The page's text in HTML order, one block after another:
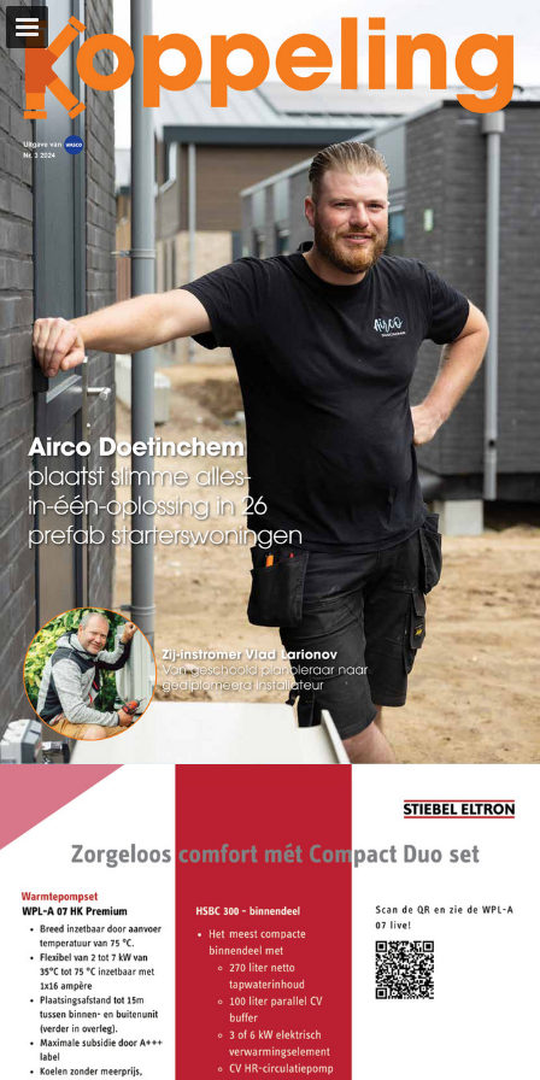
wasco.nl
Pagina overzicht
Download PDF
Zoeken
Privacybeleid bekijken
Publicatie rapporteren